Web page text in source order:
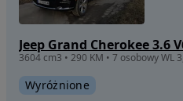
Jeep Grand Cherokee 3.6
3604 cm3 • 290 KM • 7 osobowy WL
Wyróżnione